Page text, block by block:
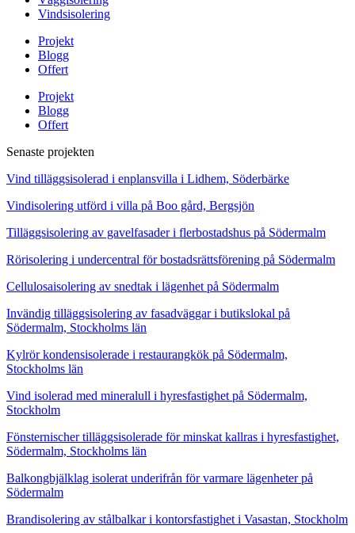
Vindsisolering
Projekt
Blogg
Offert
Projekt
Blogg
Offert
Senaste projekten
Vind tilläggsisolerad i enplansvilla i Lidhem, Söderbärke
Vindisolering utförd i villa på Boo gård, Bergsjön
Tilläggsisolering av gavelfasader i flerbostadshus på Södermalm
Rörisolering i undercentral för bostadsrättsförening på Södermalm
Cellulosaisolering av snedtak i lägenhet på Södermalm
Invändig tilläggsisolering av fasadväggar i butikslokal på
Södermalm, Stockholms län
Kylrör kondensisolerade i restaurangkök på Södermalm,
Stockholms län
Vind isolerad med mineralull i hyresfastighet på Södermalm,
Stockholm
Fönsternischer tilläggsisolerade för minskat kallras i hyresfastighet,
Södermalm, Stockholms län
Balkongbjälklag isolerat underifrån för varmare lägenheter på
Södermalm
Brandisolering av stålbalkar i kontorsfastighet i Vasastan, Stockholm